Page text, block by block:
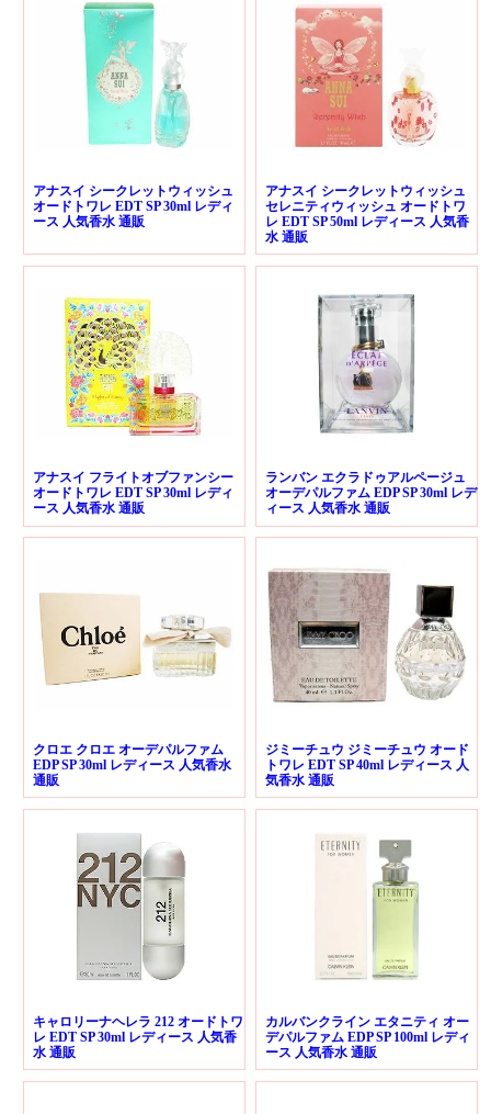
アナスイ シークレットウィッシュ
オードトワレ EDT SP 30ml レディ
ース 人気香水 通販
アナスイ シークレットウィッシュ
セレニティウィッシュ オードトワ
レ EDT SP 50ml レディース 人気香
水 通販
アナスイ フライトオブファンシー
オードトワレ EDT SP 30ml レディ
ース 人気香水 通販
ランバン エクラドゥアルページュ
オーデパルファム EDP SP 30ml レデ
ィース 人気香水 通販
クロエ クロエ オーデパルファム
EDP SP 30ml レディース 人気香水
通販
ジミーチュウ ジミーチュウ オード
トワレ EDT SP 40ml レディース 人
気香水 通販
キャロリーナヘレラ 212 オードトワ
レ EDT SP 30ml レディース 人気香
水 通販
カルバンクライン エタニティ オー
デパルファム EDP SP 100ml レディ
ース 人気香水 通販